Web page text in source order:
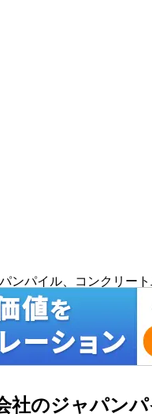
ンパイル、コンクリー
社のジャパン